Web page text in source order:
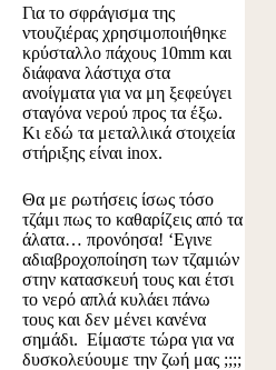
Για το σφράγισμα της
ντουζιέρας χρησιμοποιήθηκε
κρύσταλλο πάχους 10mm και
διάφανα λάστιχα στα
ανοίγματα για να μη ξεφεύγει
σταγόνα νερού προς τα έξω.
Κι εδώ τα μεταλλικά στοιχεία
στήριξης είναι inox.
Θα με ρωτήσεις ίσως τόσο
τζάμι πως το καθαρίζεις από τα
άλατα… προνόησα! ‘Εγινε
αδιαβροχοποίηση των τζαμιών
στην κατασκευή τους και έτσι
το νερό απλά κυλάει πάνω
τους και δεν μένει κανένα
σημάδι. Είμαστε τώρα για να
δυσκολεύουμε την ζωή μας ;;;;